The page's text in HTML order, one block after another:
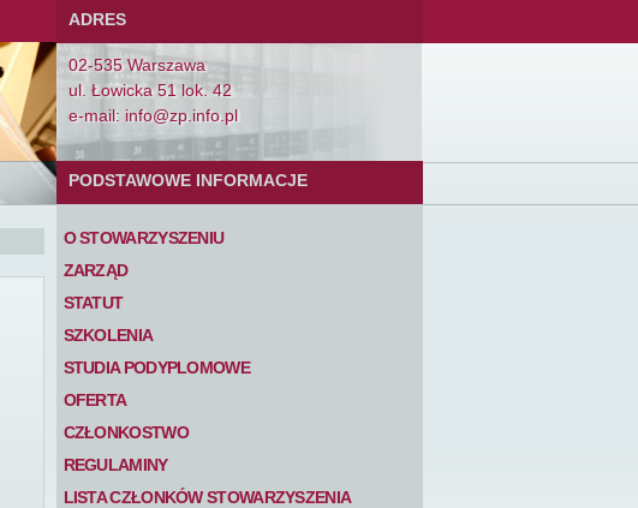
ADRES
02-535 Warszawa
ul. Łowicka 51 lok. 42
e-mail: info@zp.info.pl
PODSTAWOWE INFORMACJE
O STOWARZYSZENIU
ZARZĄD
STATUT
SZKOLENIA
STUDIA PODYPLOMOWE
OFERTA
CZŁONKOSTWO
REGULAMINY
LISTA CZŁONKÓW STOWARZYSZENIA